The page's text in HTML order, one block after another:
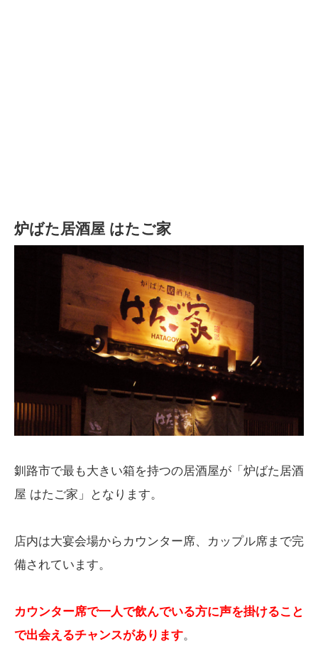
炉ばた居酒屋 はたご家
釧路市で最も大きい箱を持つの居酒屋が「炉ばた居酒
屋 はたご家」となります。
店内は大宴会場からカウンター席、カップル席まで完
備されています。
カウンター席で一人で飲んでいる方に声を掛けること
で出会えるチャンスがあります。